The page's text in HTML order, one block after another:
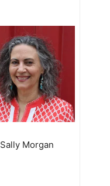
Sally Morgan